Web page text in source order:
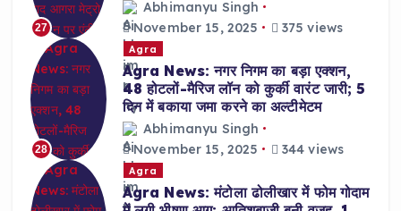
27
Abhimanyu Singh
November 15, 2025
375 views
28
Agra
Agra News: नगर निगम का बड़ा एक्शन,
48 होटलों-मैरिज लॉन को कुर्की वारंट जारी; 5
दिन में बकाया जमा करने का अल्टीमेटम
Abhimanyu Singh
November 15, 2025
344 views
Agra
Agra News: मंटोला ढोलीखार में फोम गोदाम